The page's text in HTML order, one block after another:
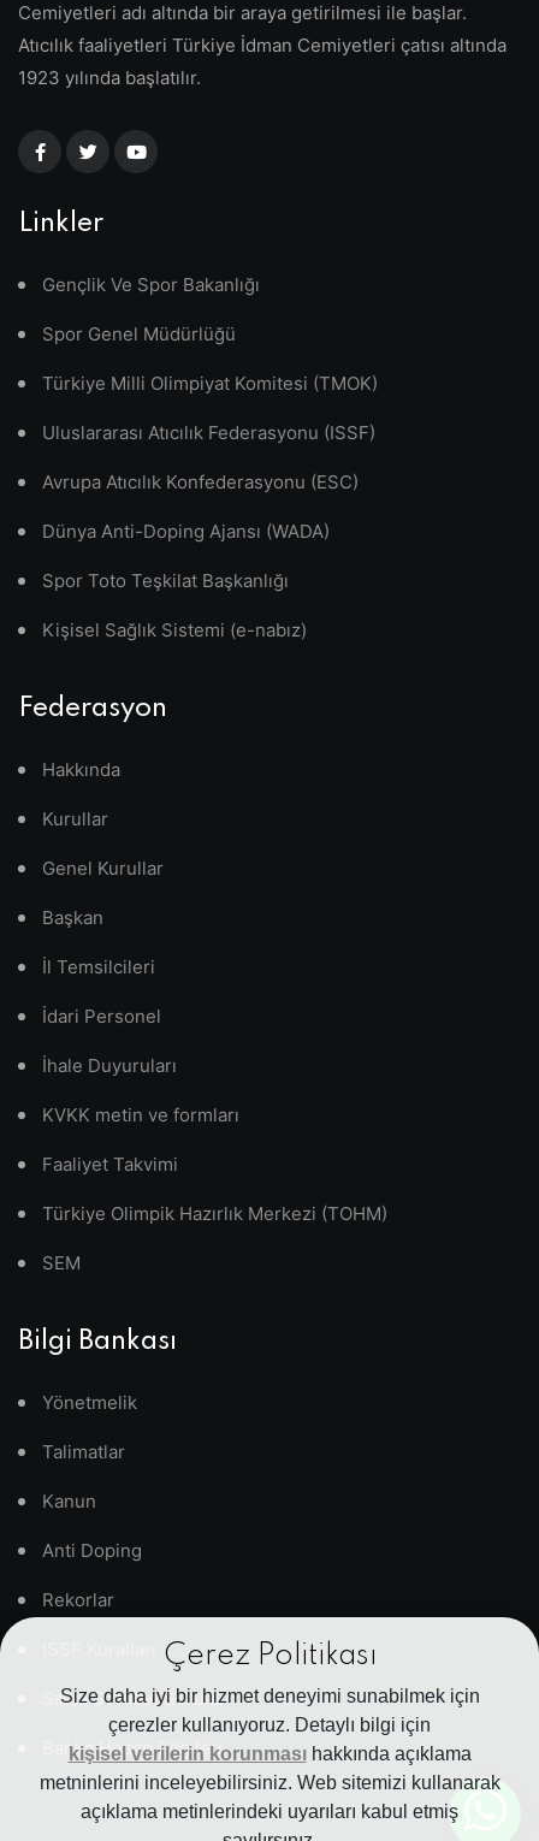
Çerez Politikası
Size daha iyi bir hizmet deneyimi sunabilmek için
çerezler kullanıyoruz. Detaylı bilgi için
kişisel verilerin korunmasıhakkında açıklama
metninlerini inceleyebilirsiniz. Web sitemizi kullanarak
açıklama metinlerindeki uyarıları kabul etmiş
Cemiyetleri adı altında bir araya getirilmesi ile başlar.
Atıcılık faaliyetleri Türkiye İdman Cemiyetleri çatısı altında
1923 yılında başlatılır.
Linkler
Gençlik Ve Spor Bakanlığı
Spor Genel Müdürlüğü
Türkiye Milli Olimpiyat Komitesi (TMOK)
Uluslararası Atıcılık Federasyonu (ISSF)
Avrupa Atıcılık Konfederasyonu (ESC)
Dünya Anti-Doping Ajansı (WADA)
Spor Toto Teşkilat Başkanlığı
Kişisel Sağlık Sistemi (e-nabız)
Federasyon
Hakkında
Kurullar
Genel Kurullar
Başkan
İl Temsilcileri
İdari Personel
İhale Duyuruları
KVKK metin ve formları
Faaliyet Takvimi
Türkiye Olimpik Hazırlık Merkezi (TOHM)
SEM
Bilgi Bankası
Yönetmelik
Talimatlar
Kanun
Anti Doping
Rekorlar
Sıkça Sorulan Sorular
Banka Hesap Bilgileri